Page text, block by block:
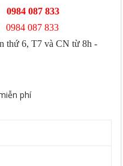
0984 087 833
0984 087 833
thứ 6, T7 và CN từ 8h -
phí